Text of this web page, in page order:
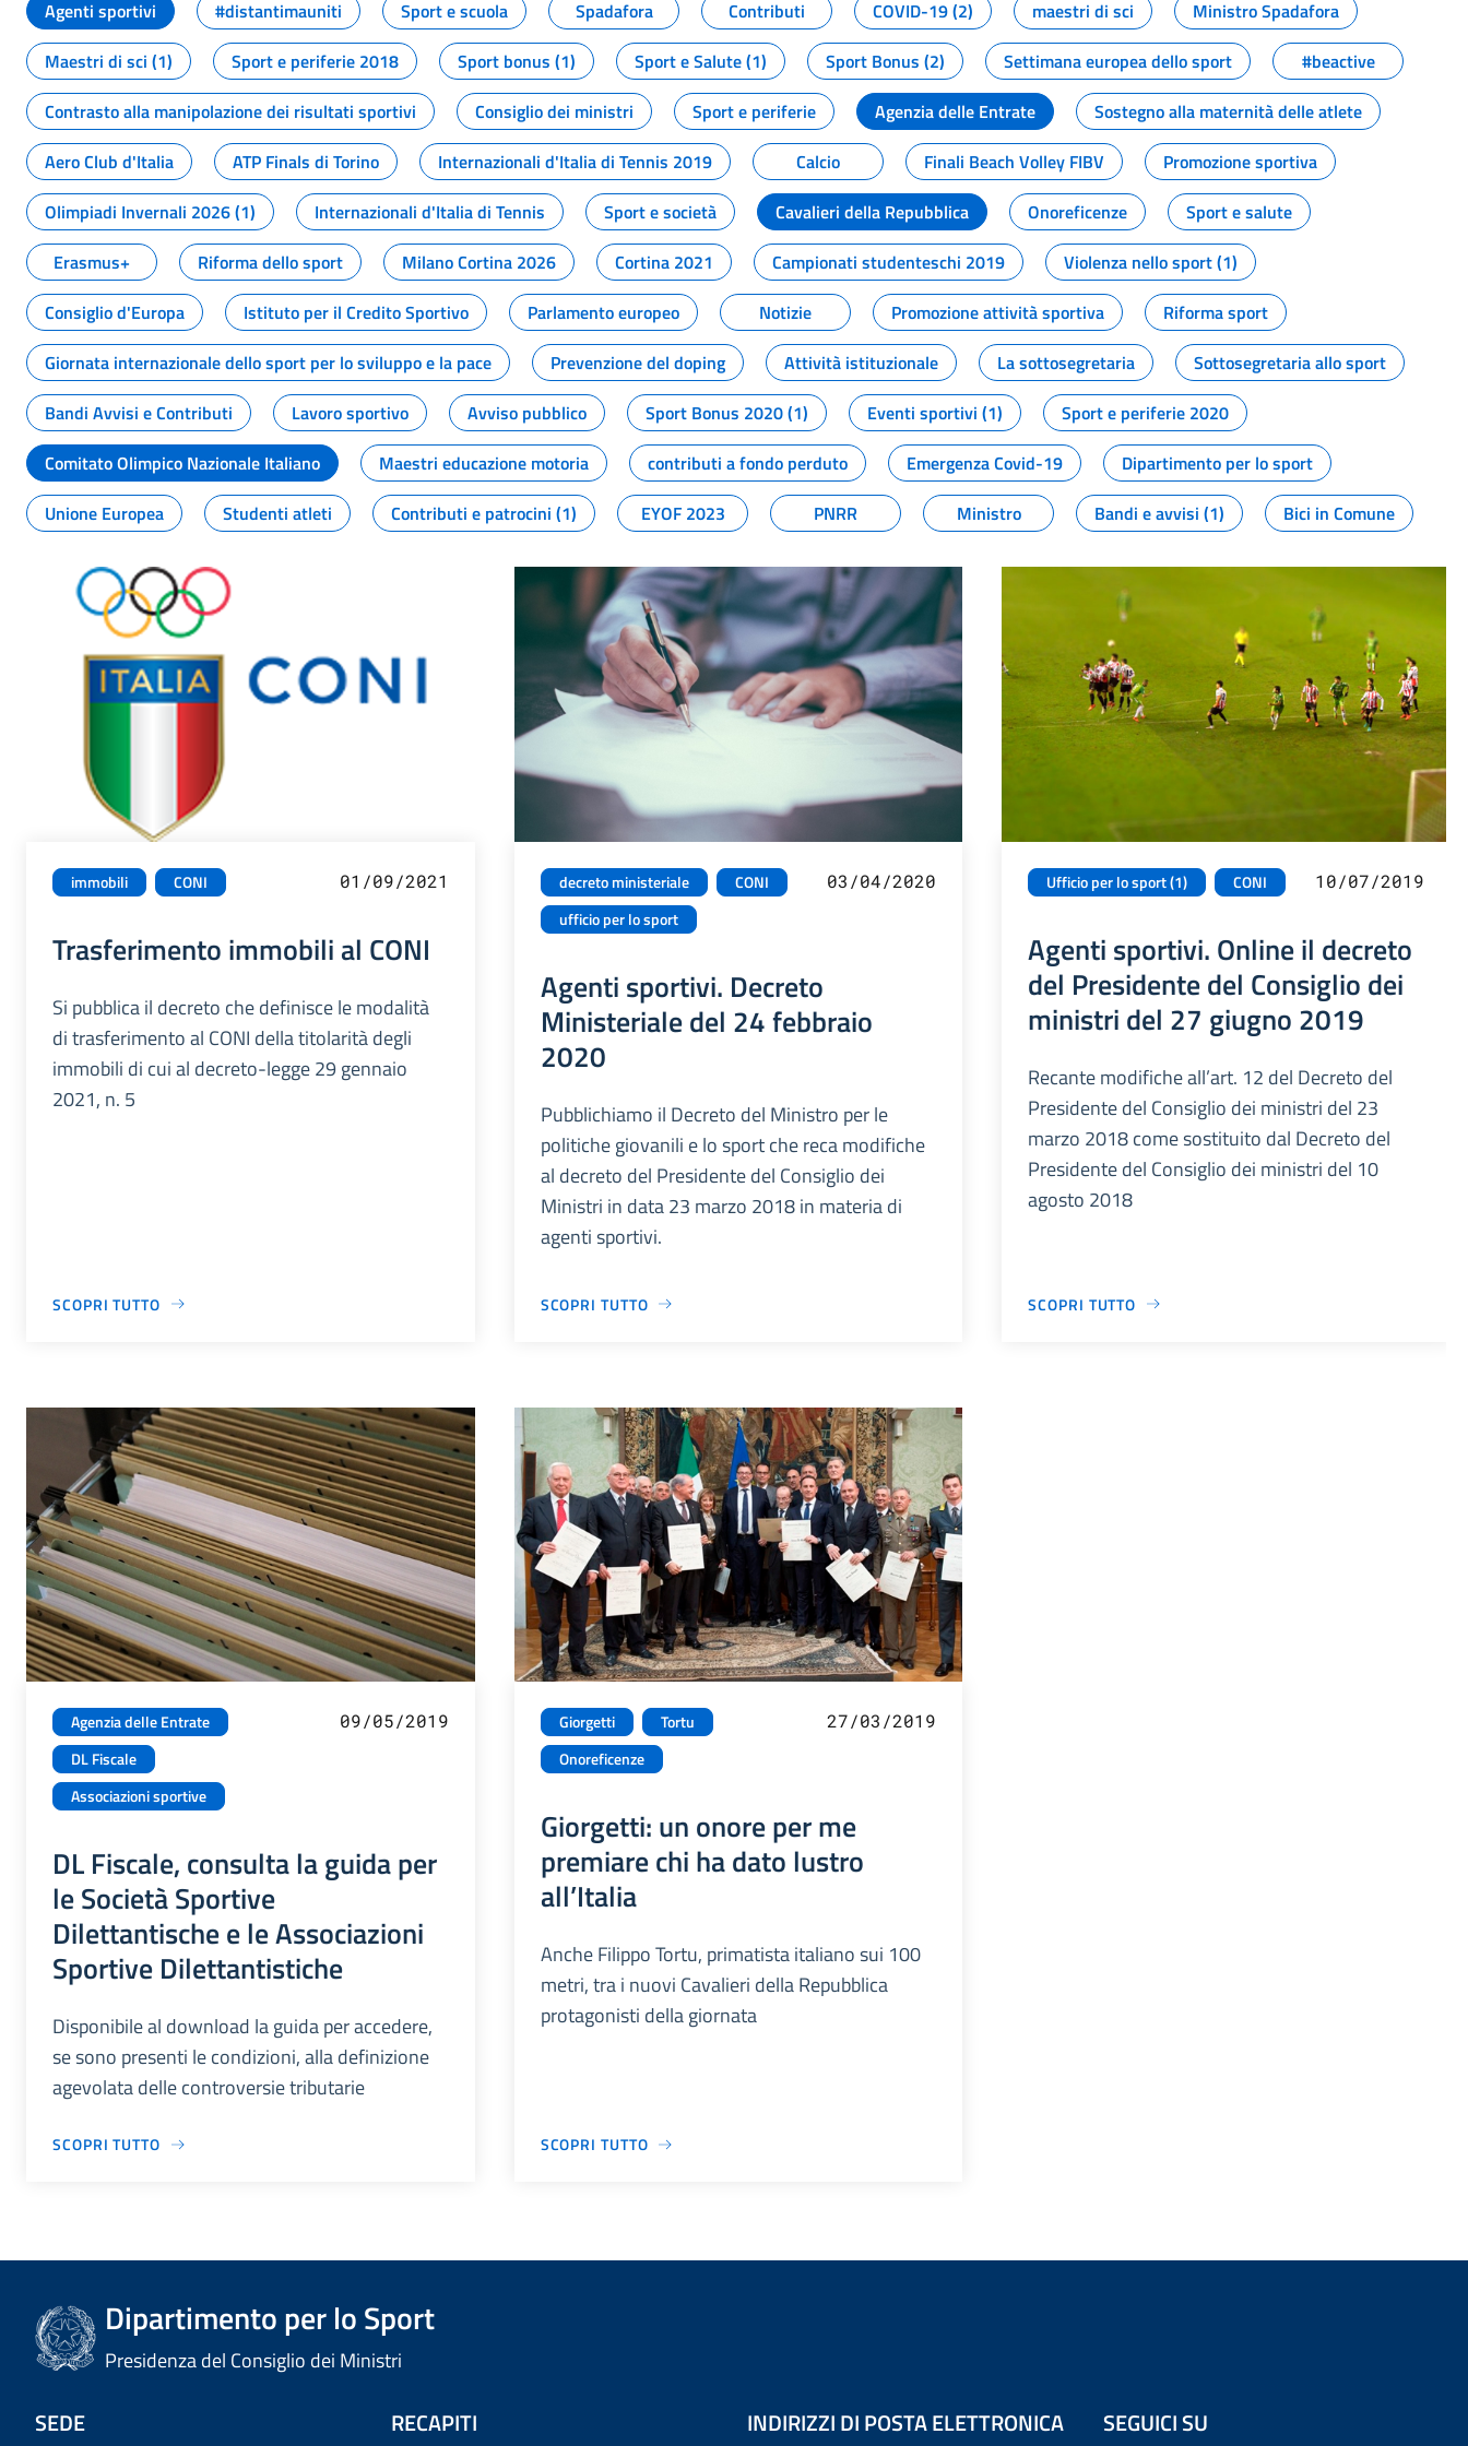
Agenti sportivi
#distantimauniti Sport e scuola Spadafora Contributi COVID-19 (2) maestri di sci
Ministro Spadafora
Maestri di sci (1)
Sport e periferie 2018 Sport bonus (1) Sport e Salute (1) Sport Bonus (2) Settimana europea dello sport
#beactive
Contrasto alla manipolazione dei risultati sportivi
Consiglio dei ministri Sport e periferie Agenzia delle Entrate
Sostegno alla maternità delle atlete
Aero Club d'Italia
ATP Finals di Torino Internazionali d'Italia di Tennis 2019 Calcio Finali Beach Volley FIBV
Promozione sportiva
Olimpiadi Invernali 2026 (1)
Internazionali d'Italia di Tennis Sport e società Cavalieri della Repubblica Onoreficenze
Sport e salute
Erasmus+
Riforma dello sport Milano Cortina 2026 Cortina 2021 Campionati studenteschi 2019
Violenza nello sport (1)
Consiglio d'Europa
Istituto per il Credito Sportivo Parlamento europeo Notizie Promozione attività sportiva
Riforma sport
Giornata internazionale dello sport per lo sviluppo e la pace
Prevenzione del doping Attività istituzionale La sottosegretaria
Sottosegretaria allo sport
Bandi Avvisi e Contributi
Lavoro sportivo Avviso pubblico Sport Bonus 2020 (1) Eventi sportivi (1)
Sport e periferie 2020
Comitato Olimpico Nazionale Italiano
Maestri educazione motoria contributi a fondo perduto Emergenza Covid-19
Dipartimento per lo sport
Unione Europea
Studenti atleti Contributi e patrocini (1) EYOF 2023 PNRR Ministro Bandi e avvisi (1) Bici in Comune
immobili CONI 01/09/2021
Trasferimento immobili al CONI
Si pubblica il decreto che definisce le modalità
di trasferimento al CONI della titolarità degli
immobili di cui al decreto-legge 29 gennaio
2021, n. 5
SCOPRI TUTTO
decreto ministeriale
CONI
ufficio per lo sport
03/04/2020
Agenti sportivi. Decreto
Ministeriale del 24 febbraio
2020
Pubblichiamo il Decreto del Ministro per le
politiche giovanili e lo sport che reca modifiche
al decreto del Presidente del Consiglio dei
Ministri in data 23 marzo 2018 in materia di
agenti sportivi.
SCOPRI TUTTO
Ufficio per lo sport (1) CONI 10/07/2019
Agenti sportivi. Online il decreto
del Presidente del Consiglio dei
ministri del 27 giugno 2019
Recante modifiche all’art. 12 del Decreto del
Presidente del Consiglio dei ministri del 23
marzo 2018 come sostituito dal Decreto del
Presidente del Consiglio dei ministri del 10
agosto 2018
SCOPRI TUTTO
Agenzia delle Entrate
DL Fiscale
Associazioni sportive
09/05/2019
DL Fiscale, consulta la guida per
le Società Sportive
Dilettantische e le Associazioni
Sportive Dilettantistiche
Disponibile al download la guida per accedere,
se sono presenti le condizioni, alla definizione
agevolata delle controversie tributarie
SCOPRI TUTTO
Giorgetti
Tortu
Onoreficenze
27/03/2019
Giorgetti: un onore per me
premiare chi ha dato lustro
all’Italia
Anche Filippo Tortu, primatista italiano sui 100
metri, tra i nuovi Cavalieri della Repubblica
protagonisti della giornata
SCOPRI TUTTO
Dipartimento per lo Sport
Presidenza del Consiglio dei Ministri
SEDE RECAPITI INDIRIZZI DI POSTA ELETTRONICA SEGUICI SU